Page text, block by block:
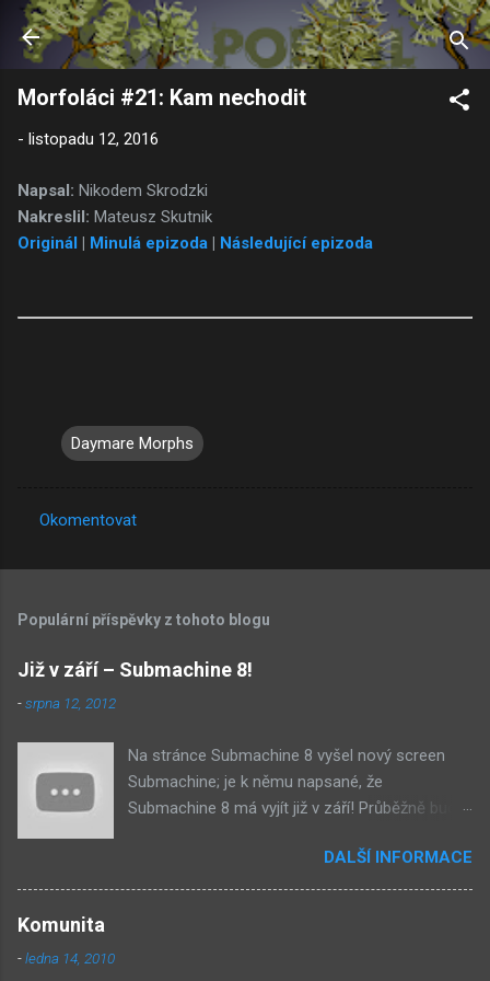
Přeskočit na hlavní obsah
Morfoláci #21: Kam nechodit
- listopadu 12, 2016
Napsal: Nikodem Skrodzki
Nakreslil: Mateusz Skutnik
Originál | Minulá epizoda | Následující epizoda
Daymare Morphs
o
e
n
Okomentovat
Populární příspěvky z tohoto blogu
Již v září – Submachine 8!
-srpna 12, 2012
Na stránce Submachine 8 vyšel nový screen
Submachine; je k němu napsané, že
Submachine 8 má vyjít již v září! Průběžně budu
zveřejněný materiál ze Submachine 8. Zvukové
pozadí menu. První screen, který se na stránce
DALŠÍ INFORMACE
Komunita
-ledna 14, 2010